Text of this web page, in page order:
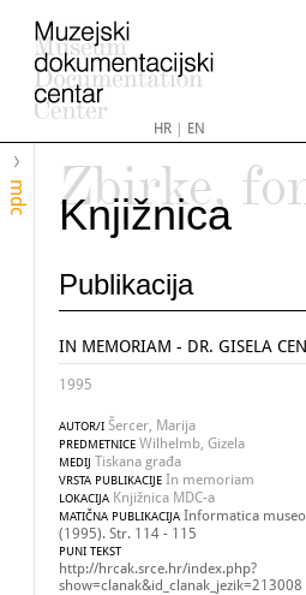
HR| EN
mdc
Zbirke,
Knjižnica
Publikacija
IN MEMORIAM - DR. GISELA
1995
AUTOR/I Šercer, Marija
PREDMETNICE Wilhelmb, Gizela
MEDIJ Tiskana građa
VRSTA PUBLIKACIJE In memoriam
LOKACIJA Knjižnica MDC-a
MATIČNA PUBLIKACIJA Informatica
(1995). Str. 114 - 115
PUNI TEKST
http://hrcak.srce.hr/index.php?
show=clanak&id_clanak_jezik=213008